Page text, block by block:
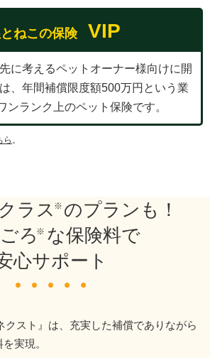
ねこの保険 VIP
に考えるペットオーナー様向けに開
、年間補償限度額500万円という業
ンランク上のペット保険です。
ら 。
ラス のプランも！
ろ な保険料で
心サポート
クスト』は、充実した補償でありながら
実現。